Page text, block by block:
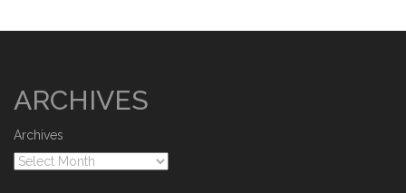
ARCHIVES
Archives